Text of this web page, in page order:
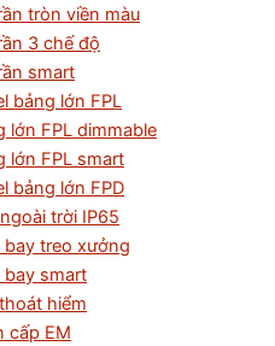
tròn viền màu
3 chế độ
smart
bảng lớn FPL
lớn FPL dimmable
lớn FPL smart
bảng lớn FPD
trời IP65
bay treo xưởng
bay smart
hiểm
cấp EM